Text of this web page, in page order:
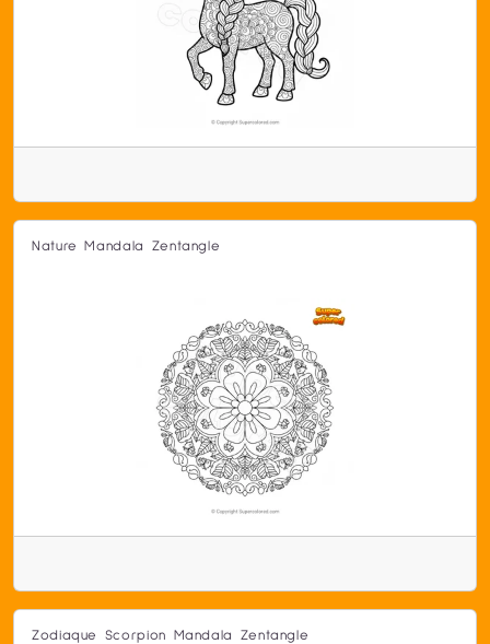
Nature Mandala Zentangle
Zodiaque Scorpion Mandala Zentangle